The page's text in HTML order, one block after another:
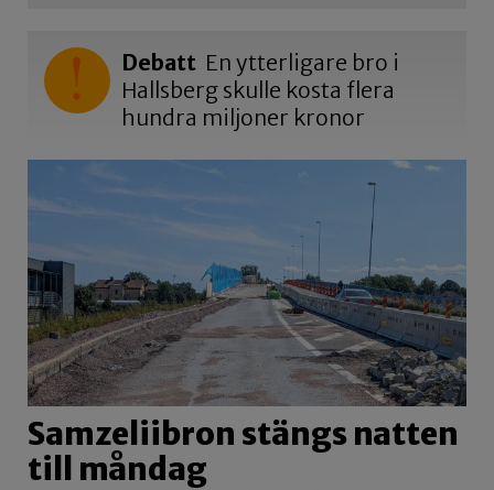
Debatt En ytterligare bro i
Hallsberg skulle kosta flera
hundra miljoner kronor
Samzeliibron stängs natten
till måndag